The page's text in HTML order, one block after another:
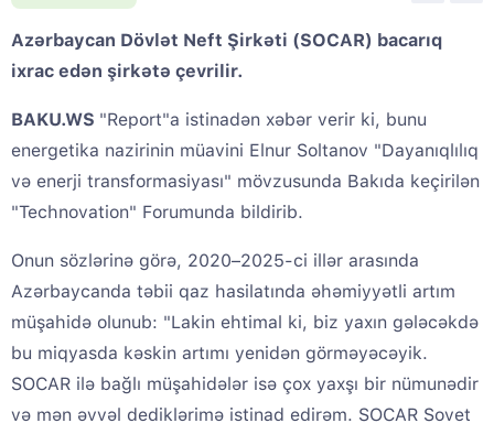
Azərbaycan Dövlət Neft Şirkəti (SOCAR) bacarıq
ixrac edən şirkətə çevrilir.
BAKU.WS "Report"a istinadən xəbər verir ki, bunu
energetika nazirinin müavini Elnur Soltanov "Dayanıqlılıq
və enerji transformasiyası" mövzusunda Bakıda keçirilən
"Technovation" Forumunda bildirib.
Onun sözlərinə görə, 2020–2025-ci illər arasında
Azərbaycanda təbii qaz hasilatında əhəmiyyətli artım
müşahidə olunub: "Lakin ehtimal ki, biz yaxın gələcəkdə
bu miqyasda kəskin artımı yenidən görməyəcəyik.
SOCAR ilə bağlı müşahidələr isə çox yaxşı bir nümunədir
və mən əvvəl dediklərimə istinad edirəm. SOCAR Sovet